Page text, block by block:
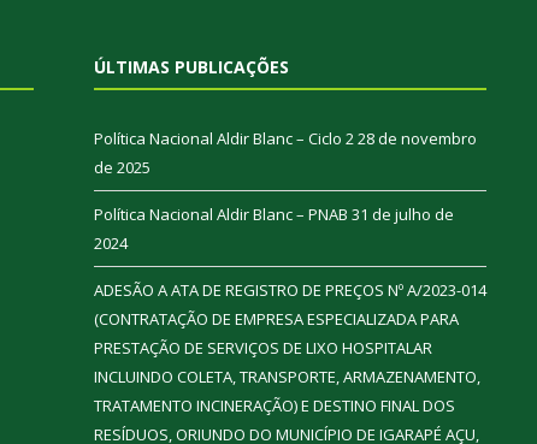
ÚLTIMAS PUBLICAÇÕES
Política Nacional Aldir Blanc – Ciclo 228 de novembro
de 2025
Política Nacional Aldir Blanc – PNAB 31 de julho de
2024
ADESÃO A ATA DE REGISTRO DE PREÇOS Nº A/2023-014
(CONTRATAÇÃO DE EMPRESA ESPECIALIZADA PARA
PRESTAÇÃO DE SERVIÇOS DE LIXO HOSPITALAR
INCLUINDO COLETA, TRANSPORTE, ARMAZENAMENTO,
TRATAMENTO INCINERAÇÃO) E DESTINO FINAL DOS
RESÍDUOS, ORIUNDO DO MUNICÍPIO DE IGARAPÉ AÇU,